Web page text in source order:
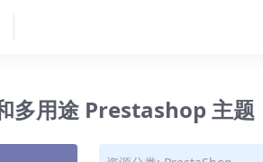
多用途 Prestashop 主题